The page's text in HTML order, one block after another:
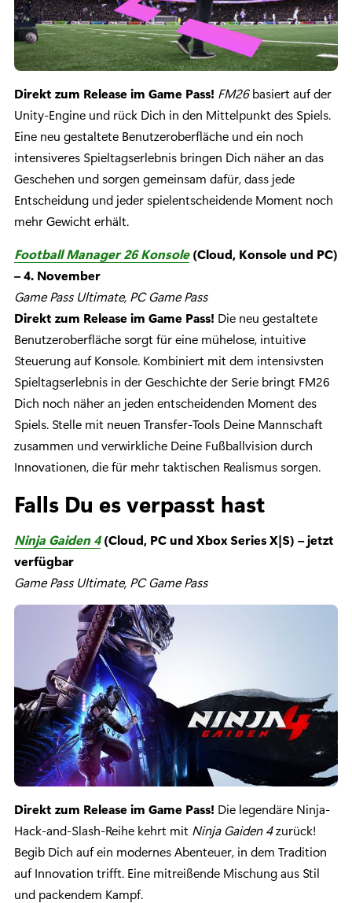
Direkt zum Release im Game Pass! FM26basiert auf der
Unity-Engine und rück Dich in den Mittelpunkt des Spiels.
Eine neu gestaltete Benutzeroberfläche und ein noch
intensiveres Spieltagserlebnis bringen Dich näher an das
Geschehen und sorgen gemeinsam dafür, dass jede
Entscheidung und jeder spielentscheidende Moment noch
mehr Gewicht erhält.
Football Manager 26 Konsole(Cloud, Konsole und PC)
– 4. November
Game Pass Ultimate, PC Game Pass
Direkt zum Release im Game Pass! Die neu gestaltete
Benutzeroberfläche sorgt für eine mühelose, intuitive
Steuerung auf Konsole. Kombiniert mit dem intensivsten
Spieltagserlebnis in der Geschichte der Serie bringt FM26
Dich noch näher an jeden entscheidenden Moment des
Spiels. Stelle mit neuen Transfer-Tools Deine Mannschaft
zusammen und verwirkliche Deine Fußballvision durch
Innovationen, die für mehr taktischen Realismus sorgen.
Falls Du es verpasst hast
Ninja Gaiden 4(Cloud, PC und Xbox Series X|S) – jetzt
verfügbar
Game Pass Ultimate, PC Game Pass
Direkt zum Release im Game Pass! Die legendäre Ninja-
Hack-and-Slash-Reihe kehrt mit Ninja Gaiden 4zurück!
Begib Dich auf ein modernes Abenteuer, in dem Tradition
auf Innovation trifft. Eine mitreißende Mischung aus Stil
und packendem Kampf.